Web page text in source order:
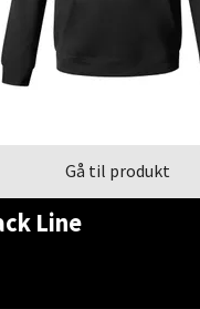
Gå til produkt
Line